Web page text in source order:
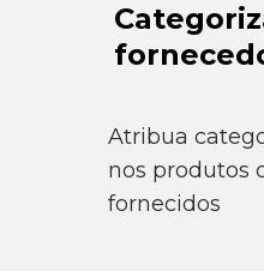
Atribua
nos produtos
fornecidos